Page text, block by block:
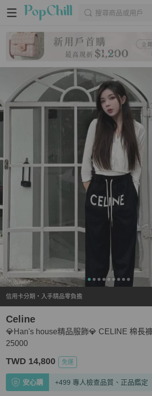
搜尋商品或用戶
信用卡分期・入手精品零負擔
💎Han's house精品服飾💎 CELINE 棉長
25000
Celine
TWD 14,800 免運
安心購 +499 專人檢查品質、正品鑑定